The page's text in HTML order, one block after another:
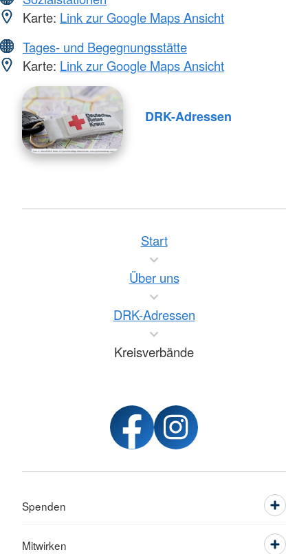
Karte: Link zur Google Maps Ansicht
Tages- und Begegnungsstätte
Karte: Link zur Google Maps Ansicht
DRK-Adressen
Start
Über uns
DRK-Adressen
Kreisverbände
Spenden
Mitwirken